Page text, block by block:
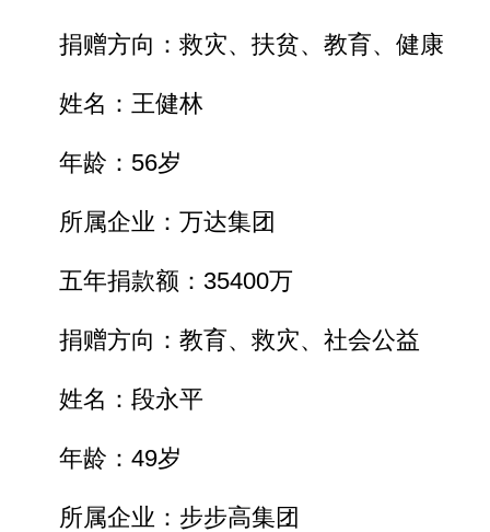
捐赠方向：救灾、扶贫、教育、健康
姓名：王健林
年龄：56岁
所属企业：万达集团
五年捐款额：35400万
捐赠方向：教育、救灾、社会公益
姓名：段永平
年龄：49岁
所属企业：步步高集团